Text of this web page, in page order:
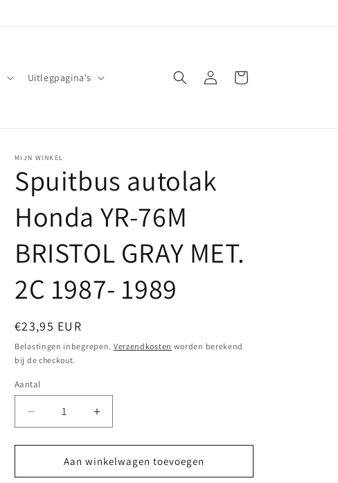
Uitlegpagina's InloggenWinkelwagen
MIJN WINKEL
Spuitbus autolak
Honda YR-76M
BRISTOL GRAY MET.
2C 1987- 1989
Normale
prijs
€23,95 EUR
Belastingen inbegrepen. Verzendkosten worden berekend
bij de checkout.
Aantal
Aantal
verlagen
voor
Spuitbus
autolak
Aantal
verhogen
voor
Spuitbus
autolak
Aan winkelwagen toevoegen